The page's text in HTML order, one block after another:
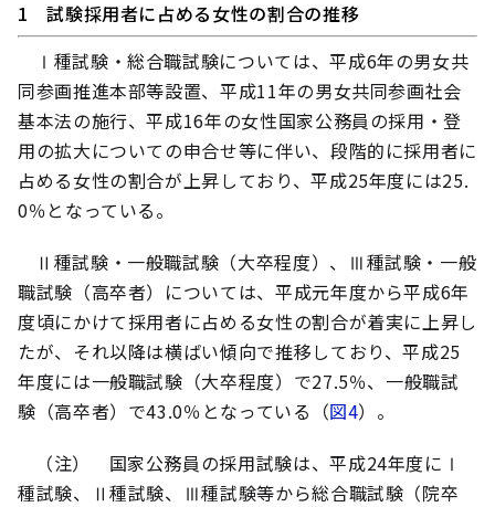
1 試験採用者に占める女性の割合の推移
Ⅰ種試験・総合職試験については、平成6年の男女共
同参画推進本部等設置、平成11年の男女共同参画社会
基本法の施行、平成16年の女性国家公務員の採用・登
用の拡大についての申合せ等に伴い、段階的に採用者に
占める女性の割合が上昇しており、平成25年度には25.
0％となっている。
Ⅱ種試験・一般職試験（大卒程度）、Ⅲ種試験・一般
職試験（高卒者）については、平成元年度から平成6年
度頃にかけて採用者に占める女性の割合が着実に上昇し
たが、それ以降は横ばい傾向で推移しており、平成25
年度には一般職試験（大卒程度）で27.5％、一般職試
験（高卒者）で43.0％となっている（図4）。
（注） 国家公務員の採用試験は、平成24年度にⅠ
種試験、Ⅱ種試験、Ⅲ種試験等から総合職試験（院卒